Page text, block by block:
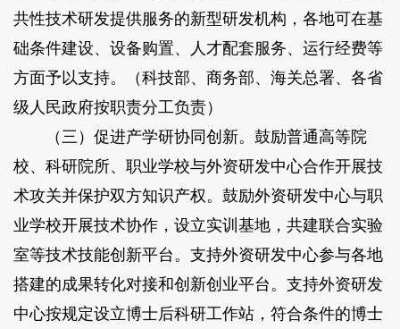
共性技术研发提供服务的新型研发机构，各地可在基
础条件建设、设备购置、人才配套服务、运行经费等
方面予以支持。（科技部、商务部、海关总署、各省
级人民政府按职责分工负责）
（三）促进产学研协同创新。鼓励普通高等院
校、科研院所、职业学校与外资研发中心合作开展技
术攻关并保护双方知识产权。鼓励外资研发中心与职
业学校开展技术协作，设立实训基地，共建联合实验
室等技术技能创新平台。支持外资研发中心参与各地
搭建的成果转化对接和创新创业平台。支持外资研发
中心按规定设立博士后科研工作站，符合条件的博士